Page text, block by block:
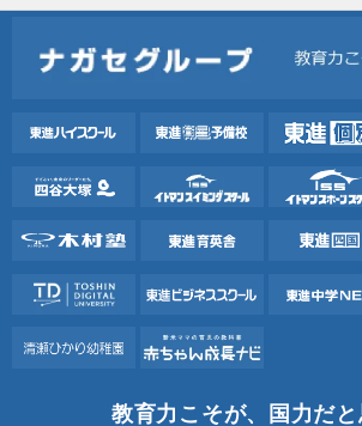
教育力こそが、国力だと